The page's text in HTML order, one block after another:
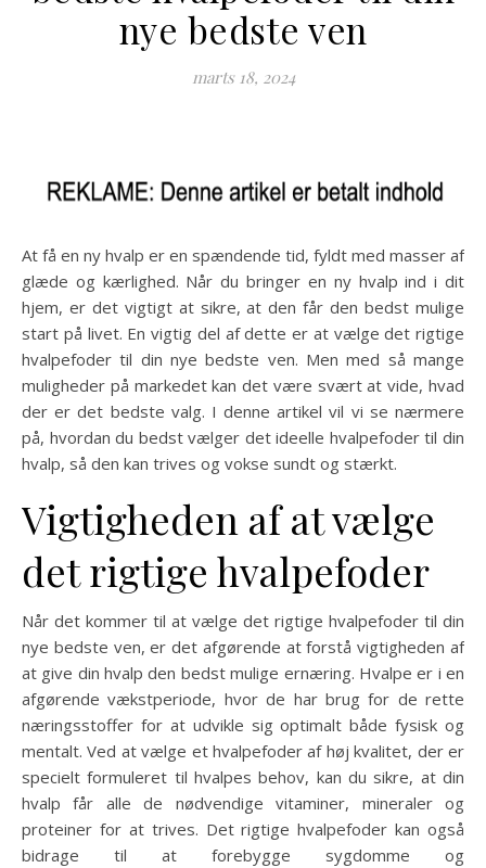
nye bedste ven
marts 18, 2024
At få en ny hvalp er en spændende tid, fyldt med masser af
glæde og kærlighed. Når du bringer en ny hvalp ind i dit
hjem, er det vigtigt at sikre, at den får den bedst mulige
start på livet. En vigtig del af dette er at vælge det rigtige
hvalpefoder til din nye bedste ven. Men med så mange
muligheder på markedet kan det være svært at vide, hvad
der er det bedste valg. I denne artikel vil vi se nærmere
på, hvordan du bedst vælger det ideelle hvalpefoder til din
hvalp, så den kan trives og vokse sundt og stærkt.
Vigtigheden af at vælge
det rigtige hvalpefoder
Når det kommer til at vælge det rigtige hvalpefoder til din
nye bedste ven, er det afgørende at forstå vigtigheden af
at give din hvalp den bedst mulige ernæring. Hvalpe er i en
afgørende vækstperiode, hvor de har brug for de rette
næringsstoffer for at udvikle sig optimalt både fysisk og
mentalt. Ved at vælge et hvalpefoder af høj kvalitet, der er
specielt formuleret til hvalpes behov, kan du sikre, at din
hvalp får alle de nødvendige vitaminer, mineraler og
proteiner for at trives. Det rigtige hvalpefoder kan også
bidrage til at forebygge sygdomme og